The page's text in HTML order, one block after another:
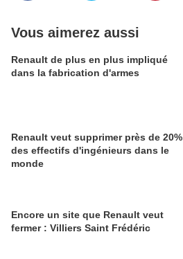
Vous aimerez aussi
Renault de plus en plus impliqué
dans la fabrication d'armes
Renault veut supprimer près de 20%
des effectifs d'ingénieurs dans le
monde
Encore un site que Renault veut
fermer : Villiers Saint Frédéric